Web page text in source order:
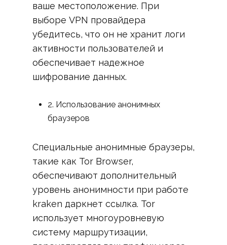
ваше местоположение. При
выборе VPN провайдера
убедитесь, что он не хранит логи
активности пользователей и
обеспечивает надежное
шифрование данных.
2. Использование анонимных
браузеров
Специальные анонимные браузеры,
такие как Tor Browser,
обеспечивают дополнительный
уровень анонимности при работе
kraken даркнет ссылка. Tor
использует многоуровневую
систему маршрутизации,